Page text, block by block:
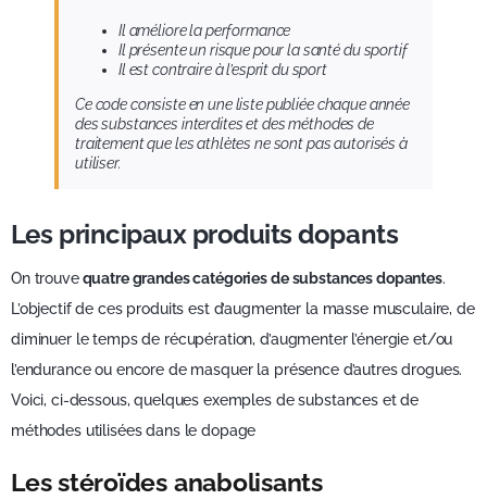
Il améliore la performance
Il présente un risque pour la santé du sportif
Il est contraire à l’esprit du sport
Ce code consiste en une liste publiée chaque année
des substances interdites et des méthodes de
traitement que les athlètes ne sont pas autorisés à
utiliser.
Les principaux produits dopants
On trouvequatre grandes catégories de substances dopantes.
L’objectif de ces produits est d’augmenter la masse musculaire, de
diminuer le temps de récupération, d’augmenter l’énergie et/ou
l’endurance ou encore de masquer la présence d’autres drogues.
Voici, ci-dessous, quelques exemples de substances et de
méthodes utilisées dans le dopage
Les stéroïdes anabolisants